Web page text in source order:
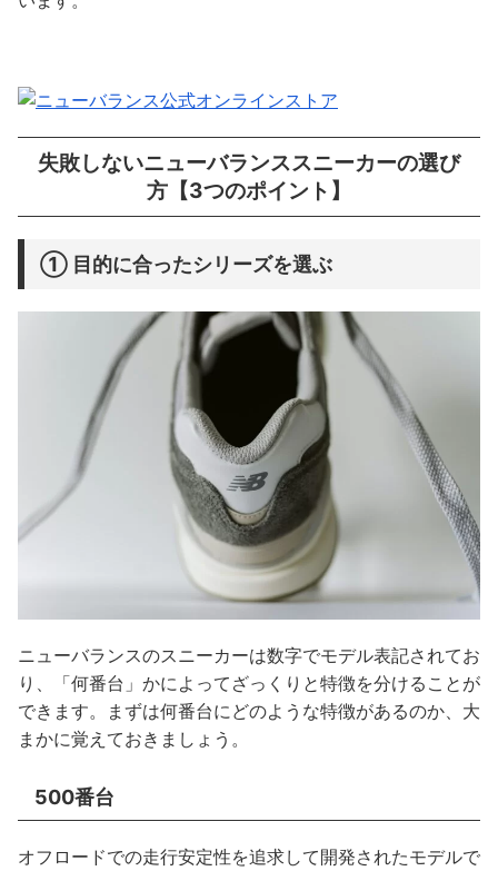
失敗しないニューバランススニーカーの選び
方【3つのポイント】
① 目的に合ったシリーズを選ぶ
ニューバランスのスニーカーは数字でモデル表記されてお
り、「何番台」かによってざっくりと特徴を分けることが
できます。まずは何番台にどのような特徴があるのか、大
まかに覚えておきましょう。
500番台
オフロードでの走行安定性を追求して開発されたモデルで